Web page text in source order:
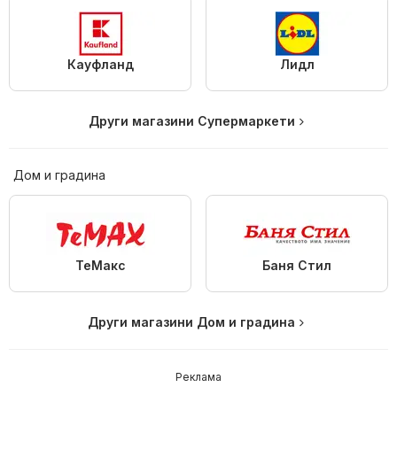
Кауфланд Лидл
Други магазини Супермаркети
Дом и градина
ТеMакс Баня Стил
Други магазини Дом и градина
Реклама